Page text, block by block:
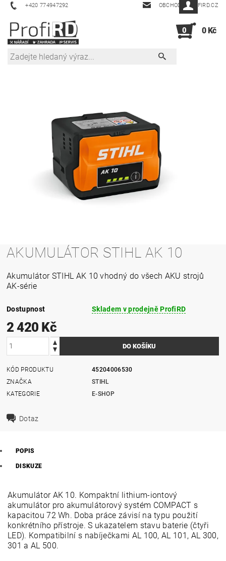
+420 774947292 OBCHOD@PROFIRD.CZ
0 0 Kč
AKUMULÁTOR STIHL AK 10
Akumulátor STIHL AK 10 vhodný do všech AKU strojů
AK-série
Dostupnost Skladem v prodejně ProfiRD
2 420 Kč
KÓD PRODUKTU
45204006530
ZNAČKA
STIHL
KATEGORIE
E-SHOP
Dotaz
POPIS
DISKUZE
Akumulátor AK 10. Kompaktní lithium-iontový
akumulátor pro akumulátorový systém COMPACT s
kapacitou 72 Wh. Doba práce závisí na typu použití
konkrétního přístroje. S ukazatelem stavu baterie (čtyři
LED). Kompatibilní s nabíječkami AL 100, AL 101, AL 300,
301 a AL 500.